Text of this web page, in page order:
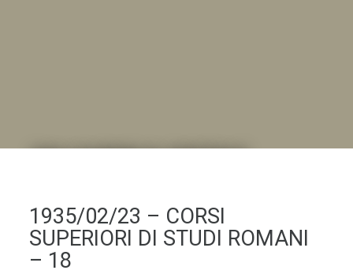
1935/02/23 – CORSI
SUPERIORI DI STUDI ROMANI
– 18